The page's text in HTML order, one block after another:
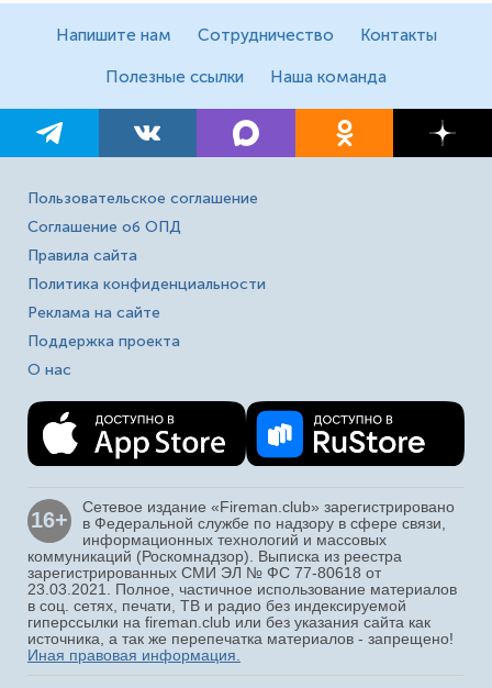
Напишите нам Сотрудничество Контакты
Полезные ссылки Наша команда
Пользовательское соглашение
Соглашение об ОПД
Правила сайта
Политика конфиденциальности
Реклама на сайте
Поддержка проекта
О нас
16+
Сетевое издание «Fireman.club» зарегистрировано
в Федеральной службе по надзору в сфере связи,
информационных технологий и массовых
коммуникаций (Роскомнадзор). Выписка из реестра
зарегистрированных СМИ ЭЛ № ФС 77-80618 от
23.03.2021. Полное, частичное использование материалов
в соц. сетях, печати, ТВ и радио без индексируемой
гиперссылки на fireman.club или без указания сайта как
источника, а так же перепечатка материалов - запрещено!
Иная правовая информация.